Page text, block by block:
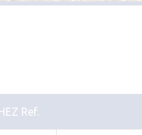
ET ÉTRAVES TYPE LEMKEN
ET ÉTRAVES TYPE
Ref.